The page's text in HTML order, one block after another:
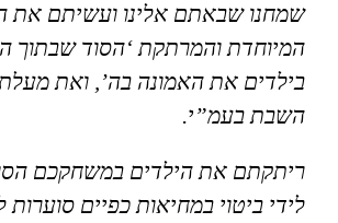
שמחנו שבאתם אלינו ועשיתם את
המיוחדת והמרתקת ‘הסוד שבתוך
בילדים את האמונה בה’, ואת
השבת בעמ”י.
ריתקתם את הילדים במשחקכם
לידי ביטוי במחיאות כפיים